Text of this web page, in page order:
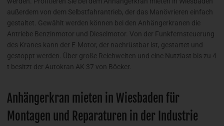
außerdem von dem Selbstfahrantrieb, der das Manövrieren einfach
gestaltet. Gewählt werden können bei den Anhängerkranen die
Antriebe Benzinmotor und Dieselmotor. Von der Funkfernsteuerung
des Kranes kann der E-Motor, der nachrüstbar ist, gestartet und
gestoppt werden. Über große Reichweiten und eine Nutzlast bis zu 4
t besitzt der Autokran AK 37 von Böcker.
Anhängerkran mieten in Wiesbaden für
Montagen und Reparaturen in der Industrie